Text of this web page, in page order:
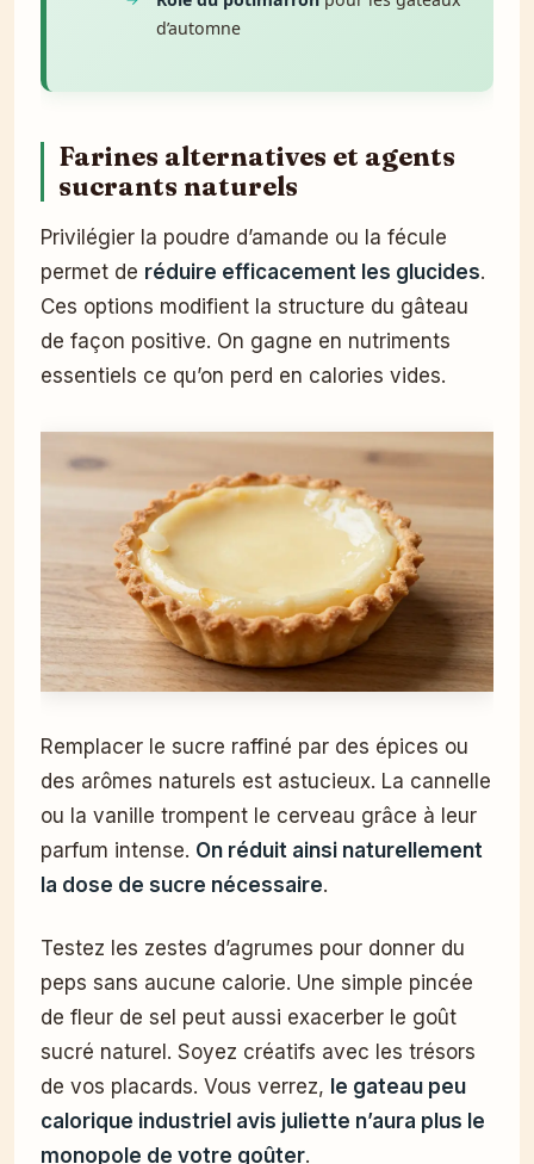
d’automne
Farines alternatives et agents
sucrants naturels
Privilégier la poudre d’amande ou la fécule
permet de réduire efficacement les glucides.
Ces options modifient la structure du gâteau
de façon positive. On gagne en nutriments
essentiels ce qu’on perd en calories vides.
Remplacer le sucre raffiné par des épices ou
des arômes naturels est astucieux. La cannelle
ou la vanille trompent le cerveau grâce à leur
parfum intense. On réduit ainsi naturellement
la dose de sucre nécessaire.
Testez les zestes d’agrumes pour donner du
peps sans aucune calorie. Une simple pincée
de fleur de sel peut aussi exacerber le goût
sucré naturel. Soyez créatifs avec les trésors
de vos placards. Vous verrez, le gateau peu
calorique industriel avis juliette n’aura plus le
monopole de votre goûter.